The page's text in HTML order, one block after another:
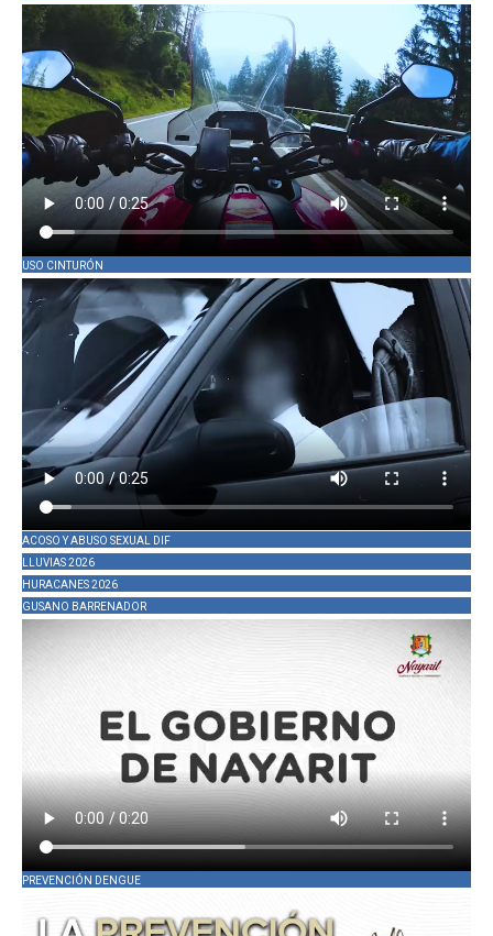
USO CINTURÓN
ACOSO Y ABUSO SEXUAL DIF
LLUVIAS 2026
HURACANES 2026
GUSANO BARRENADOR
PREVENCIÓN DENGUE